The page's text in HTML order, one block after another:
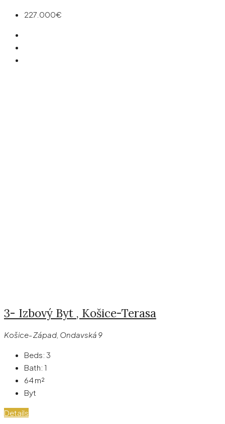
227.000€
3- Izbový Byt , Košice-Terasa
Košice- Západ, Ondavská 9
Beds: 3
Bath: 1
64 m²
Byt
Details